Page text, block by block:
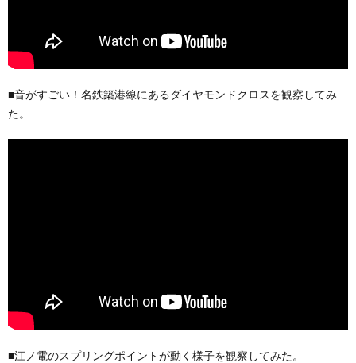
■音がすごい！名鉄築港線にあるダイヤモンドクロスを観察してみ
た。
■江ノ電のスプリングポイントが動く様子を観察してみた。